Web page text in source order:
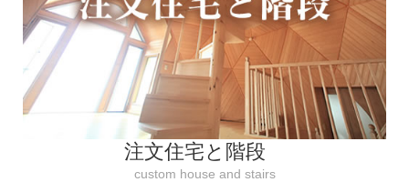
注文住宅と階段
custom house and stairs